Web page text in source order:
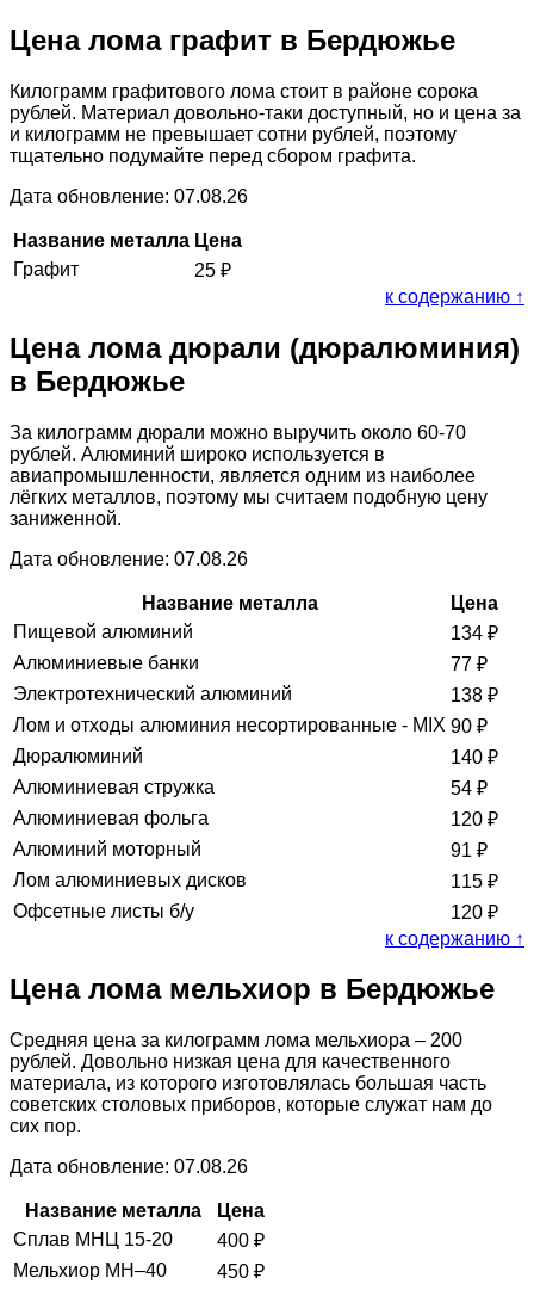
Цена лома графит в Бердюжье
Килограмм графитового лома стоит в районе сорока
рублей. Материал довольно-таки доступный, но и цена за
и килограмм не превышает сотни рублей, поэтому
тщательно подумайте перед сбором графита.
Дата обновление: 07.08.26
Название металла Цена
Графит
25 ₽
к содержанию ↑
Цена лома дюрали (дюралюминия)
в Бердюжье
За килограмм дюрали можно выручить около 60-70
рублей. Алюминий широко используется в
авиапромышленности, является одним из наиболее
лёгких металлов, поэтому мы считаем подобную цену
заниженной.
Дата обновление: 07.08.26
Название металла
Цена
Пищевой алюминий
134 ₽
Алюминиевые банки
77 ₽
Электротехнический алюминий
138 ₽
Лом и отходы алюминия несортированные - MIX 90 ₽
Дюралюминий
140 ₽
Алюминиевая стружка
54 ₽
Алюминиевая фольга
120 ₽
Алюминий моторный
91 ₽
Лом алюминиевых дисков
115 ₽
Офсетные листы б/у
120 ₽
к содержанию ↑
Цена лома мельхиор в Бердюжье
Средняя цена за килограмм лома мельхиора – 200
рублей. Довольно низкая цена для качественного
материала, из которого изготовлялась большая часть
советских столовых приборов, которые служат нам до
сих пор.
Дата обновление: 07.08.26
Название металла
Цена
Сплав МНЦ 15-20
400 ₽
Мельхиор МН–40
450 ₽